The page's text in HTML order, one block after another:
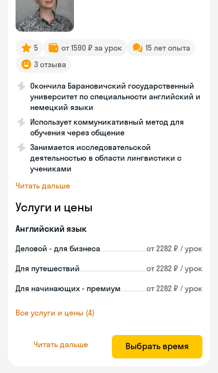
5 от 1590 ₽ за урок
15 лет опыта
3 отзыва
Окончила Барановичский государственный
университет по специальности английский и
немецкий языки
Использует коммуникативный метод для
обучения через общение
Занимается исследовательской
деятельностью в области лингвистики с
учениками
Читать дальше
Услуги и цены
Английский язык
Деловой - для бизнеса от 2282 ₽ / урок
Для путешествий от 2282 ₽ / урок
Для начинающих - премиум от 2282 ₽ / урок
Все услуги и цены (4)
Читать дальше Выбрать время